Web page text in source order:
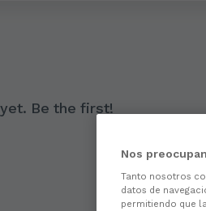
Be the first!
Nos
Tanto nosotros
datos de
permitiendo que